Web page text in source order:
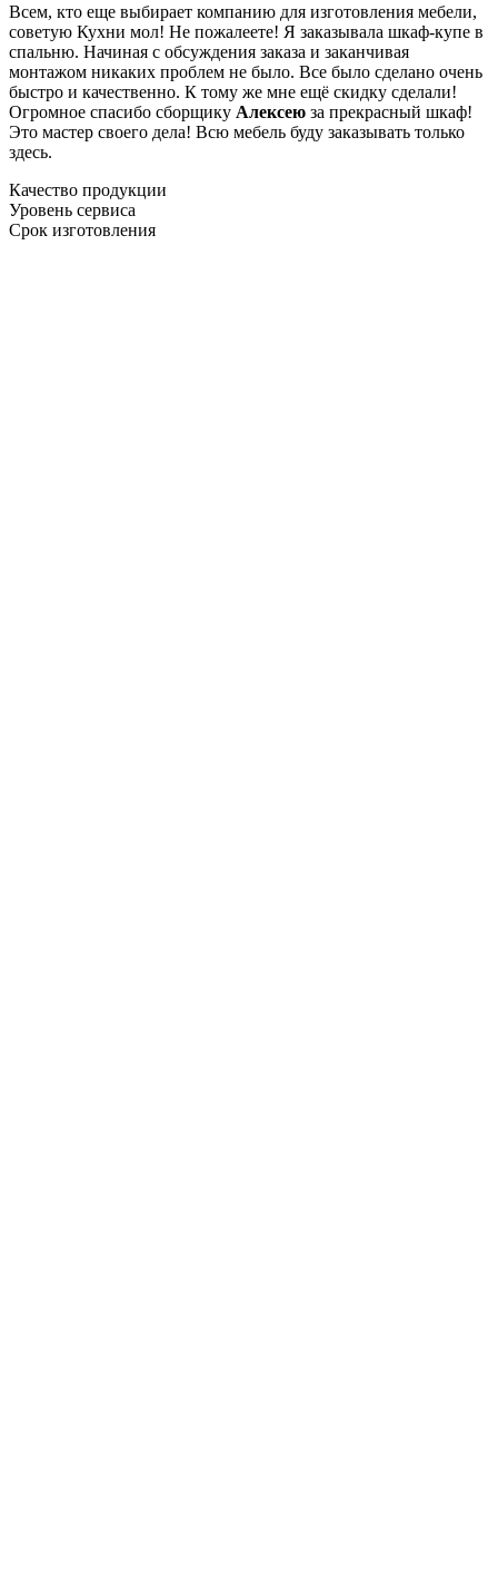
Всем, кто еще выбирает компанию для изготовления мебели,
советую Кухни мол! Не пожалеете! Я заказывала шкаф-купе в
спальню. Начиная с обсуждения заказа и заканчивая
монтажом никаких проблем не было. Все было сделано очень
быстро и качественно. К тому же мне ещё скидку сделали!
Огромное спасибо сборщику Алексею за прекрасный шкаф!
Это мастер своего дела! Всю мебель буду заказывать только
здесь.
Качество продукции
Уровень сервиса
Срок изготовления